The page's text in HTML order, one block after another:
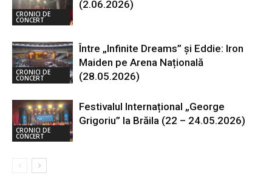
CRONICI DE
CONCERT
(2.06.2026)
CRONICI DE
CONCERT
Între „Infinite Dreams” și Eddie: Iron
Maiden pe Arena Națională
(28.05.2026)
CRONICI DE
CONCERT
Festivalul Internațional „George
Grigoriu” la Brăila (22 – 24.05.2026)